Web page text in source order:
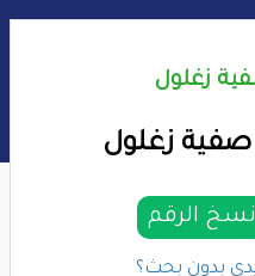
زغلول
صفية زغلول
الرقم
بدون بحث؟